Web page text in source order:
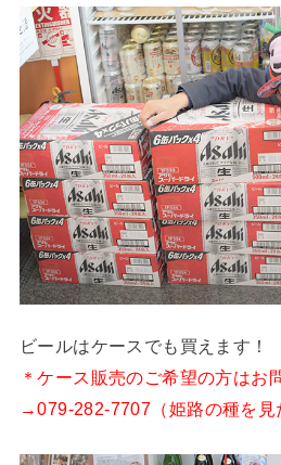
ビールはケースでも買えます！
＊ケース販売のご希望の方はお
→079-282-7707（姫路の種を見